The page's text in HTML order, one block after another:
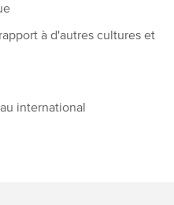
à d'autres cultures et
international